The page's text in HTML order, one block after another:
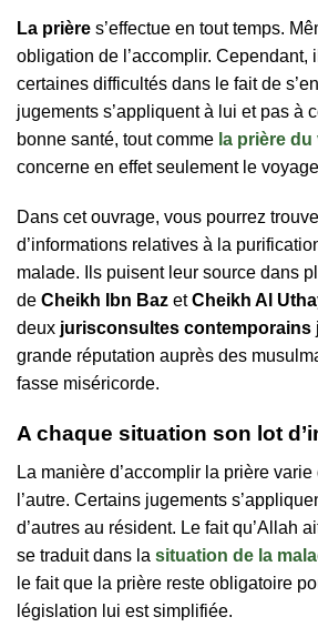
La prière s’effectue en tout temps.
obligation de l’accomplir. Cependant,
certaines difficultés dans le fait de
jugements s’appliquent à lui et pas à
bonne santé, tout comme la prière
concerne en effet seulement le
Dans cet ouvrage, vous pourrez
d’informations relatives à la
malade. Ils puisent leur source dans
de Cheikh Ibn Baz etCheikh Al
deux jurisconsultes contemporains
grande réputation auprès des
fasse miséricorde.
A chaque situation son lot
La manière d’accomplir la prière varie
l’autre. Certains jugements
d’autres au résident. Le fait qu’Allah
se traduit dans la situation de la
le fait que la prière reste obligatoire
législation lui est simplifiée.